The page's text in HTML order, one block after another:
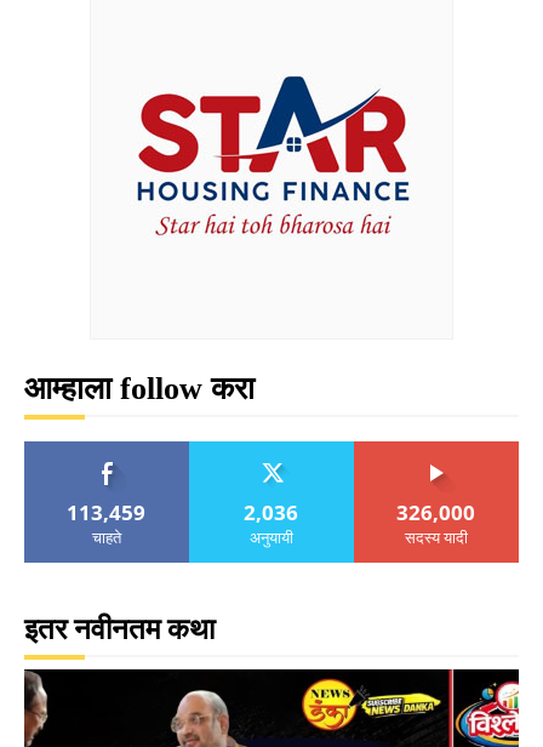
आम्हाला follow करा
113,459
चाहते
2,036
अनुयायी
326,000
सदस्य यादी
इतर नवीनतम कथा